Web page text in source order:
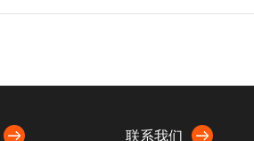
联系我们